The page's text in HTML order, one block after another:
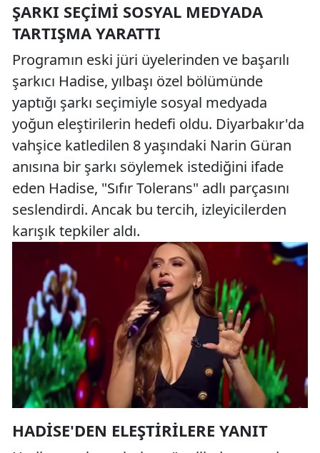
ŞARKI SEÇIMI SOSYAL MEDYADA
TARTIŞMA YARATTI
Programın eski jüri üyelerinden ve başarılı
şarkıcı Hadise, yılbaşı özel bölümünde
yaptığı şarkı seçimiyle sosyal medyada
yoğun eleştirilerin hedefi oldu. Diyarbakır'da
vahşice katledilen 8 yaşındaki Narin Güran
anısına bir şarkı söylemek istediğini ifade
eden Hadise, "Sıfır Tolerans" adlı parçasını
seslendirdi. Ancak bu tercih, izleyicilerden
karışık tepkiler aldı.
HADISE'DEN ELEŞTIRILERE YANIT